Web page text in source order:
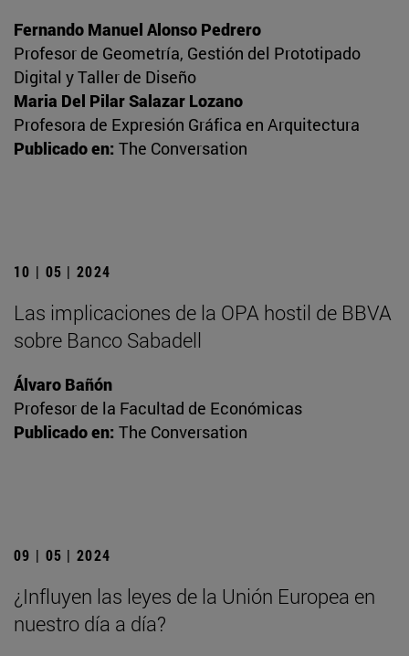
Fernando Manuel Alonso Pedrero
Profesor de Geometría, Gestión del Prototipado
Digital y Taller de Diseño
Maria Del Pilar Salazar Lozano
Profesora de Expresión Gráfica en Arquitectura
Publicado en: The Conversation
10 | 05 | 2024
Las implicaciones de la OPA hostil de BBVA
sobre Banco Sabadell
Álvaro Bañón
Profesor de la Facultad de Económicas
Publicado en: The Conversation
09 | 05 | 2024
¿Influyen las leyes de la Unión Europea en
nuestro día a día?